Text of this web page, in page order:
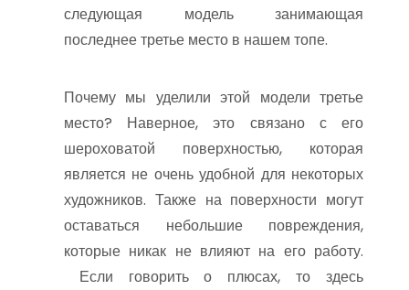
следующая модель занимающая
последнее третье место в нашем топе.
Почему мы уделили этой модели третье
место? Наверное, это связано с его
шероховатой поверхностью, которая
является не очень удобной для некоторых
художников. Также на поверхности могут
оставаться небольшие повреждения,
которые никак не влияют на его работу.
Если говорить о плюсах, то здесь